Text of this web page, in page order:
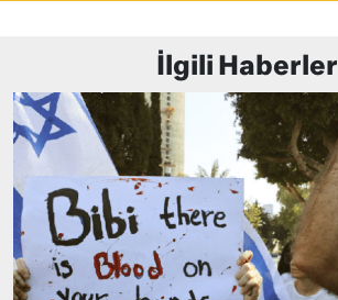
İlgili Haberler